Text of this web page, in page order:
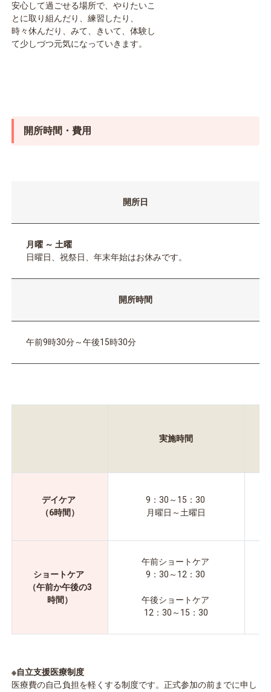
安心して過ごせる場所で、やりたいこ
とに取り組んだり、練習したり、
時々休んだり、みて、きいて、体験し
て少しづつ元気になっていきます。
開所時間・費用
開所日
月曜 ～ 土曜
日曜日、祝祭日、年末年始はお休みです。
開所時間
午前9時30分～午後15時30分
実施時間
デイケア
（6時間）
9：30～15：30
月曜日～土曜日
ショートケア
（午前か午後の3
時間）
午前ショートケア
9：30～12：30
午後ショートケア
12：30～15：30
※自立支援医療制度
医療費の自己負担を軽くする制度です。正式参加の前までに申し